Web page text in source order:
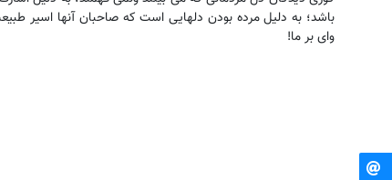
باشد؛ به دلیل مرده بودن دلهایی است که صاحبان آنها اسیر
وای بر ما!